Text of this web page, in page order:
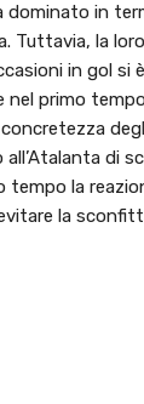
dominato in
Tuttavia, la
in gol si
nel primo
concretezza
di
tempo la
la